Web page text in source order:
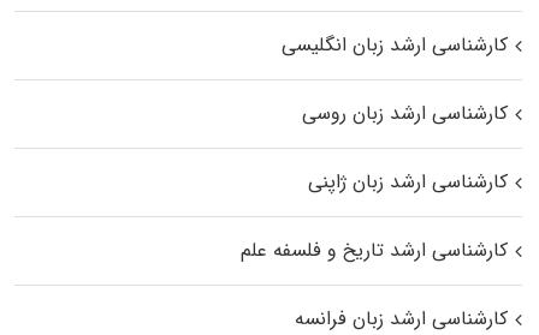
کارشناسی ارشد زبان انگلیسی
کارشناسی ارشد زبان روسی
کارشناسی ارشد زبان ژاپنی
کارشناسی ارشد تاریخ و فلسفه علم
کارشناسی ارشد زبان فرانسه